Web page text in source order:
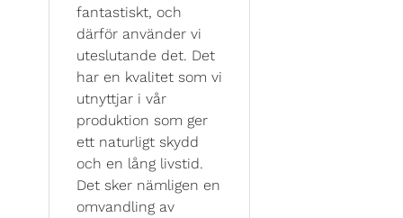
fantastiskt, och
därför använder vi
uteslutande det. Det
har en kvalitet som vi
utnyttjar i vår
produktion som ger
ett naturligt skydd
och en lång livstid.
Det sker nämligen en
omvandling av